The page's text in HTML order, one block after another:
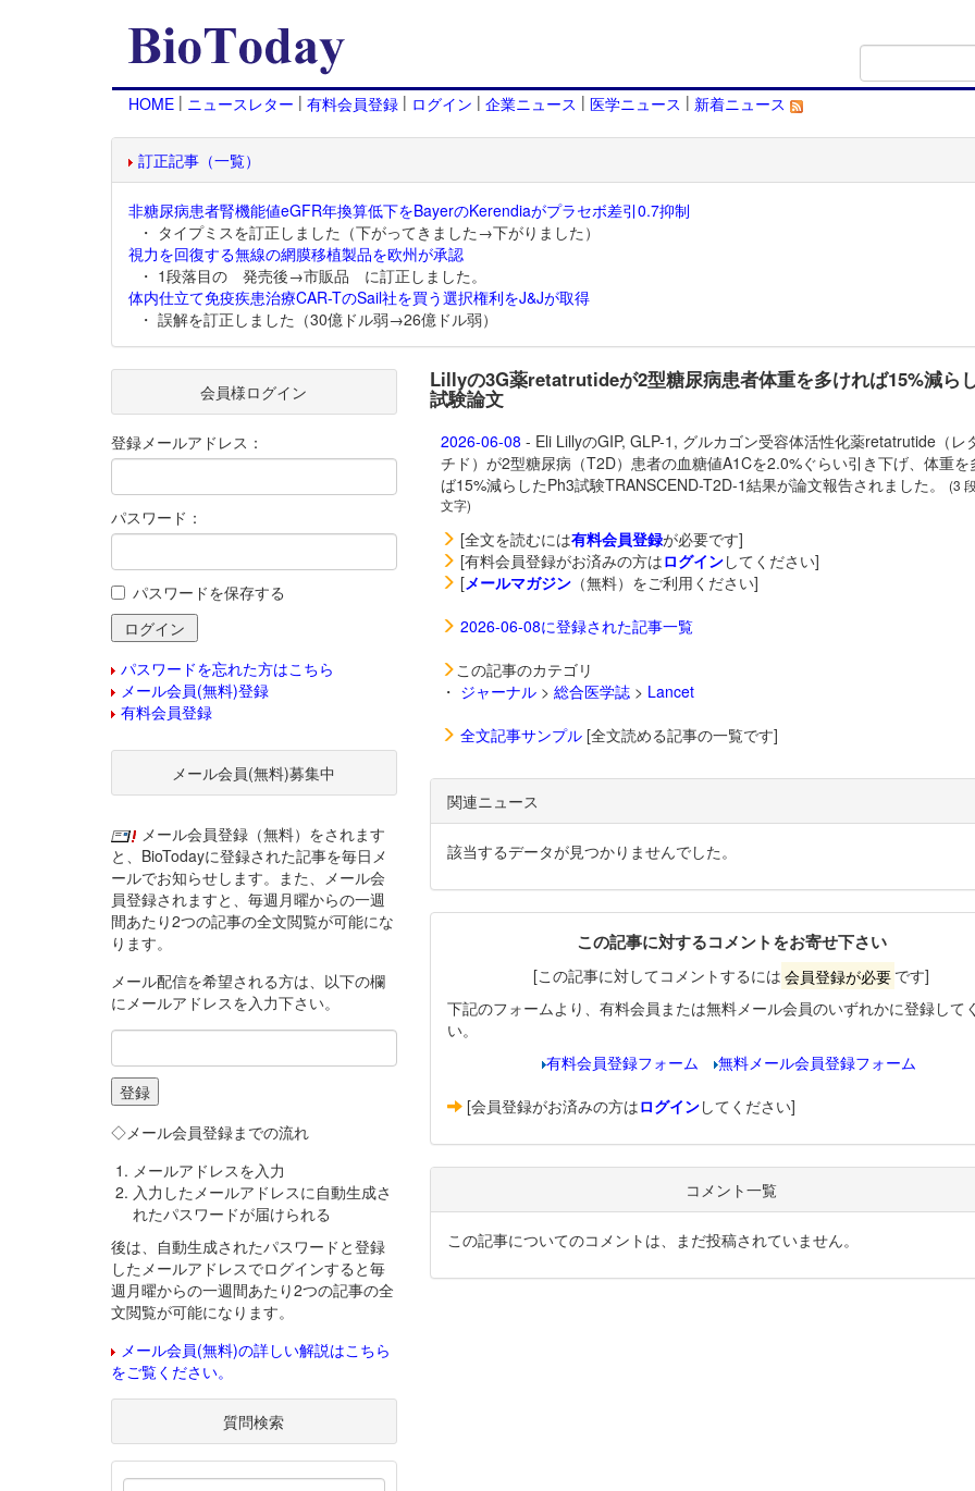
HOME | ニュースレター | 有料会員登録 | ログイン | 企業ニュース | 医学ニュース | 新着ニュース
訂正記事（一覧）
非糖尿病患者腎機能値eGFR年換算低下をBayerのKerendiaがプラセボ差引0.7抑制
・ タイプミスを訂正しました（下がってきました→下がりました）
視力を回復する無線の網膜移植製品を欧州が承認
・ 1段落目の 発売後→市販品 に訂正しました。
体内仕立て免疫疾患治療CAR-TのSail社を買う選択権利をJ&Jが取得
・ 誤解を訂正しました（30億ドル弱→26億ドル弱）
Lillyの3G薬retatrutideが2型糖尿病患者体重を多ければ15%減ら
試験論文
2026-06-08 - Eli LillyのGIP, GLP-1, グルカゴン受容体活性化薬retatrutide（レ
チド）が2型糖尿病（T2D）患者の血糖値A1Cを2.0%ぐらい引き下げ、体重を
ば15%減らしたPh3試験TRANSCEND-T2D-1結果が論文報告されました。
(3
文字)
[全文を読むには有料会員登録が必要です]
[有料会員登録がお済みの方はログインしてください]
[メールマガジン（無料）をご利用ください]
2026-06-08に登録された記事一覧
この記事のカテゴリ
・ ジャーナル> 総合医学誌> Lancet
全文記事サンプル[全文読める記事の一覧です]
関連ニュース
該当するデータが見つかりませんでした。
この記事に対するコメントをお寄せ下さい
[この記事に対してコメントするには 会員登録が必要 です]
下記のフォームより、有料会員または無料メール会員のいずれかに登録して
い。
有料会員登録フォーム
無料メール会員登録フォーム
[会員登録がお済みの方はログインしてください]
コメント一覧
この記事についてのコメントは、まだ投稿されていません。
会員様ログイン
登録メールアドレス：
パスワード：
パスワードを保存する
パスワードを忘れた方はこちら
メール会員(無料)登録
有料会員登録
メール会員(無料)募集中
メール会員登録（無料）をされます
と、BioTodayに登録された記事を毎日メ
ールでお知らせします。また、メール会
員登録されますと、毎週月曜からの一週
間あたり2つの記事の全文閲覧が可能にな
ります。
メール配信を希望される方は、以下の欄
にメールアドレスを入力下さい。
◇メール会員登録までの流れ
メールアドレスを入力
入力したメールアドレスに自動生成さ
れたパスワードが届けられる
後は、自動生成されたパスワードと登録
したメールアドレスでログインすると毎
週月曜からの一週間あたり2つの記事の全
文閲覧が可能になります。
メール会員(無料)の詳しい解説はこちら
をご覧ください。
質問検索